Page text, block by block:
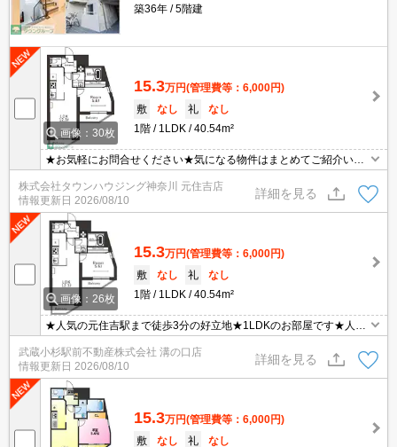
築36年
5階建
画像：30枚
15.3万円(管理費等：6,000円)
敷
なし 礼
なし
1階
1LDK 40.54m²
★お気軽にお問合せください★気になる物件はまとめてご紹介いた
します！★他社様の掲載物件もお取り扱い可能です★ZOOMでのご
相談も承ります★
株式会社タウンハウジング神奈川 元住吉店
情報更新日 2026/08/10
詳細を見る
画像：26枚
15.3万円(管理費等：6,000円)
敷
なし 礼
なし
1階
1LDK 40.54m²
★人気の元住吉駅まで徒歩3分の好立地★1LDKのお部屋です★人気
のオートロック付きRCマンション★浴室乾燥機に温水洗浄便座、独
立洗面台と設備充実★オートロック＆モニタ付きインターホンでセ
キュリティ面も安心★3口ガスコンロでお料理沢山出来ます★
武蔵小杉駅前不動産株式会社 溝の口店
情報更新日 2026/08/10
詳細を見る
15.3万円(管理費等：6,000円)
敷
なし 礼
なし